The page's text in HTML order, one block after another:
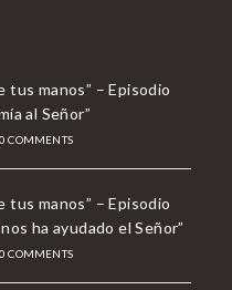
tus manos” – Episodio
al Señor”
0 COMMENTS
tus manos” – Episodio
ha ayudado el Señor”
0 COMMENTS